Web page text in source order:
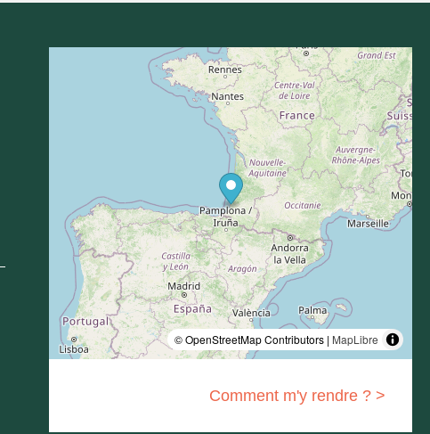
© OpenStreetMap Contributors | MapLibre
Comment m'y rendre ? >